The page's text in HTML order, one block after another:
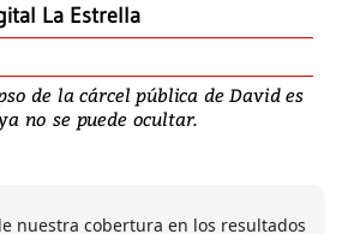
La Estrella
de la cárcel pública de David es
no se puede ocultar.
nuestra cobertura en los resultados